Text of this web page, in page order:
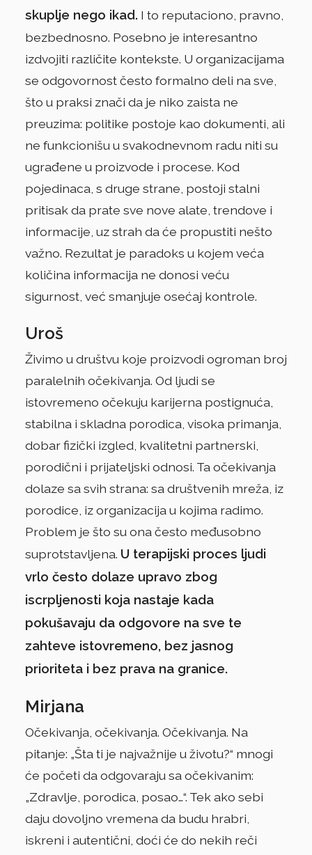
skuplje nego ikad. I to reputaciono, pravno,
bezbednosno. Posebno je interesantno
izdvojiti različite kontekste. U organizacijama
se odgovornost često formalno deli na sve,
što u praksi znači da je niko zaista ne
preuzima: politike postoje kao dokumenti, ali
ne funkcionišu u svakodnevnom radu niti su
ugrađene u proizvode i procese. Kod
pojedinaca, s druge strane, postoji stalni
pritisak da prate sve nove alate, trendove i
informacije, uz strah da će propustiti nešto
važno. Rezultat je paradoks u kojem veća
količina informacija ne donosi veću
sigurnost, već smanjuje osećaj kontrole.
Uroš
Živimo u društvu koje proizvodi ogroman broj
paralelnih očekivanja. Od ljudi se
istovremeno očekuju karijerna postignuća,
stabilna i skladna porodica, visoka primanja,
dobar fizički izgled, kvalitetni partnerski,
porodični i prijateljski odnosi. Ta očekivanja
dolaze sa svih strana: sa društvenih mreža, iz
porodice, iz organizacija u kojima radimo.
Problem je što su ona često međusobno
suprotstavljena. U terapijski proces ljudi
vrlo često dolaze upravo zbog
iscrpljenosti koja nastaje kada
pokušavaju da odgovore na sve te
zahteve istovremeno, bez jasnog
prioriteta i bez prava na granice.
Mirjana
Očekivanja, očekivanja. Očekivanja. Na
pitanje: „Šta ti je najvažnije u životu?“ mnogi
će početi da odgovaraju sa očekivanim:
„Zdravlje, porodica, posao…“. Tek ako sebi
daju dovoljno vremena da budu hrabri,
iskreni i autentični, doći će do nekih reči